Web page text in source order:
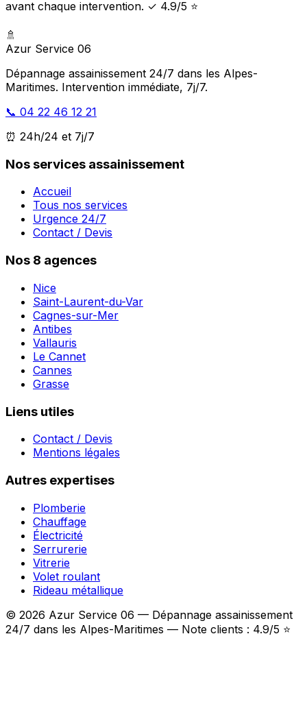
avant chaque intervention. ✓ 4.9/5 ⭐
🚿
Azur Service 06
Dépannage assainissement 24/7 dans les Alpes-
Maritimes. Intervention immédiate, 7j/7.
📞 04 22 46 12 21
⏰ 24h/24 et 7j/7
Nos services assainissement
Accueil
Tous nos services
Urgence 24/7
Contact / Devis
Nos 8 agences
Nice
Saint-Laurent-du-Var
Cagnes-sur-Mer
Antibes
Vallauris
Le Cannet
Cannes
Grasse
Liens utiles
Contact / Devis
Mentions légales
Autres expertises
Plomberie
Chauffage
Électricité
Serrurerie
Vitrerie
Volet roulant
Rideau métallique
© 2026 Azur Service 06 — Dépannage assainissement
24/7 dans les Alpes-Maritimes — Note clients : 4.9/5 ⭐